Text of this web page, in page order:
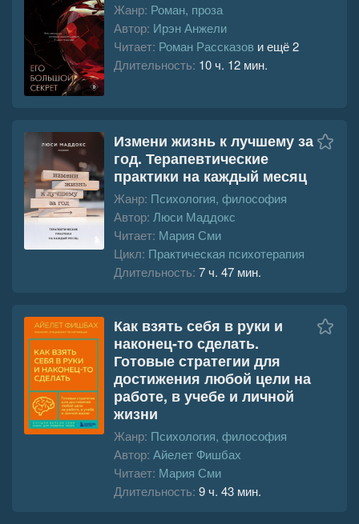
Жанр: Роман, проза
Автор: Ирэн Анжели
Читает: Роман Рассказов и ещё 2
Длительность: 10 ч. 12 мин.
Измени жизнь к лучшему за
год. Терапевтические
практики на каждый месяц
Жанр: Психология, философия
Автор: Люси Маддокс
Читает: Мария Сми
Цикл: Практическая психотерапия
Длительность: 7 ч. 47 мин.
Как взять себя в руки и
наконец-то сделать.
Готовые стратегии для
достижения любой цели на
работе, в учебе и личной
жизни
Жанр: Психология, философия
Автор: Айелет Фишбах
Читает: Мария Сми
Длительность: 9 ч. 43 мин.